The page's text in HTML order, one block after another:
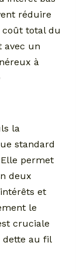
réduire
coût total du
avec un
à
la
standard
permet
deux
et
le
cruciale
dette au fil